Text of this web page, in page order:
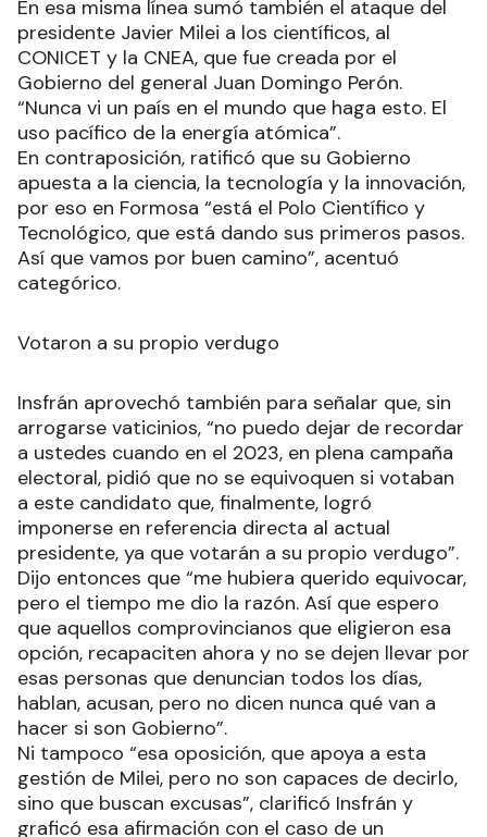
En esa misma línea sumó también el ataque del
presidente Javier Milei a los científicos, al
CONICET y la CNEA, que fue creada por el
Gobierno del general Juan Domingo Perón.
“Nunca vi un país en el mundo que haga esto. El
uso pacífico de la energía atómica”.
En contraposición, ratificó que su Gobierno
apuesta a la ciencia, la tecnología y la innovación,
por eso en Formosa “está el Polo Científico y
Tecnológico, que está dando sus primeros pasos.
Así que vamos por buen camino”, acentuó
categórico.
Votaron a su propio verdugo
Insfrán aprovechó también para señalar que, sin
arrogarse vaticinios, “no puedo dejar de recordar
a ustedes cuando en el 2023, en plena campaña
electoral, pidió que no se equivoquen si votaban
a este candidato que, finalmente, logró
imponerse en referencia directa al actual
presidente, ya que votarán a su propio verdugo”.
Dijo entonces que “me hubiera querido equivocar,
pero el tiempo me dio la razón. Así que espero
que aquellos comprovincianos que eligieron esa
opción, recapaciten ahora y no se dejen llevar por
esas personas que denuncian todos los días,
hablan, acusan, pero no dicen nunca qué van a
hacer si son Gobierno”.
Ni tampoco “esa oposición, que apoya a esta
gestión de Milei, pero no son capaces de decirlo,
sino que buscan excusas”, clarificó Insfrán y
graficó esa afirmación con el caso de un